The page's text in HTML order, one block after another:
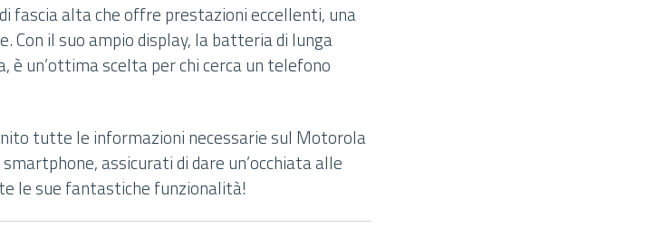
fascia alta che offre prestazioni eccellenti, una
il suo ampio display, la batteria di lunga
un’ottima scelta per chi cerca un telefono
tutte le informazioni necessarie sul Motorola
assicurati di dare un’occhiata alle
le sue fantastiche funzionalità!